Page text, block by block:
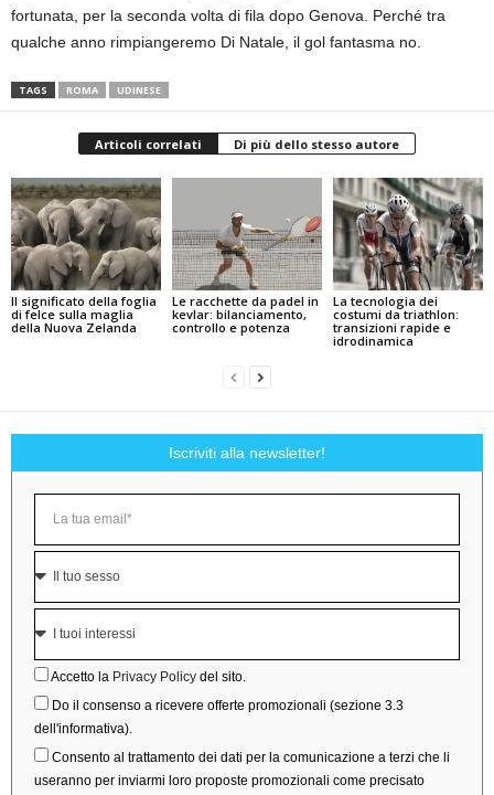
fortunata, per la seconda volta di fila dopo Genova. Perché tra
qualche anno rimpiangeremo Di Natale, il gol fantasma no.
TAGS ROMA UDINESE
Articoli correlati Di più dello stesso autore
Il significato della foglia
di felce sulla maglia
della Nuova Zelanda
Le racchette da padel in
kevlar: bilanciamento,
controllo e potenza
La tecnologia dei
costumi da triathlon:
transizioni rapide e
idrodinamica
Iscriviti alla newsletter!
Accetto la Privacy Policy del sito.
Do il consenso a ricevere offerte promozionali (sezione 3.3
dell'informativa).
Consento al trattamento dei dati per la comunicazione a terzi che li
useranno per inviarmi loro proposte promozionali come precisato